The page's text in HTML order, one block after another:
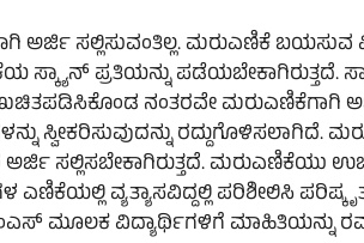
ಅರ್ಜಿ ಸಲ್ಲಿಸುವಂತಿಲ್ಲ. ಮರುಎಣಿಕೆ ಬಯಸುವ
ಪ್ರತಿಯನ್ನು ಪಡೆಯಬೇಕಾಗಿರುತ್ತದೆ.
ಖಚಿತಪಡಿಸಿಕೊಂಡ ನಂತರವೇ ಮರುಎಣಿಕೆಗಾಗಿ
ಸ್ವೀಕರಿಸುವುದನ್ನು ರದ್ದುಗೊಳಿಸಲಾಗಿದೆ.
ಸಲ್ಲಿಸಬೇಕಾಗಿರುತ್ತದೆ. ಮರುಎಣಿಕೆಯು
ಎಣಿಕೆಯಲ್ಲಿ ವ್ಯತ್ಯಾಸವಿದ್ದಲ್ಲಿ ಪರಿಶೀಲಿಸಿ
ಮೂಲಕ ವಿದ್ಯಾರ್ಥಿಗಳಿಗೆ ಮಾಹಿತಿಯನ್ನು